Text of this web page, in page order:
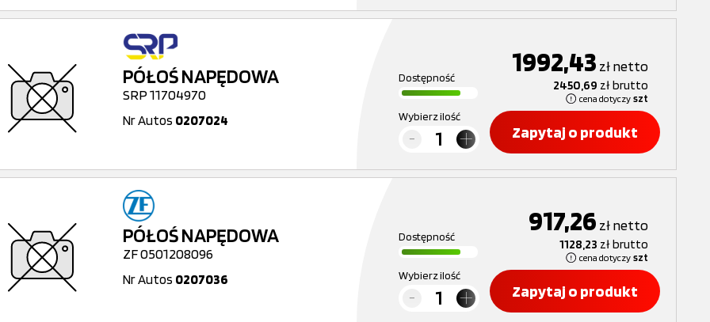
PÓŁOŚ NAPĘDOWA
SRP 11704970
Nr Autos 0207024
Dostępność 1992,43 złnetto
2450,69 złbrutto
cena dotyczy szt
Wybierz ilość
Zapytaj o produkt
PÓŁOŚ NAPĘDOWA
ZF 0501208096
Nr Autos 0207036
Dostępność 917,26 złnetto
1128,23 złbrutto
cena dotyczy szt
Wybierz ilość
Zapytaj o produkt